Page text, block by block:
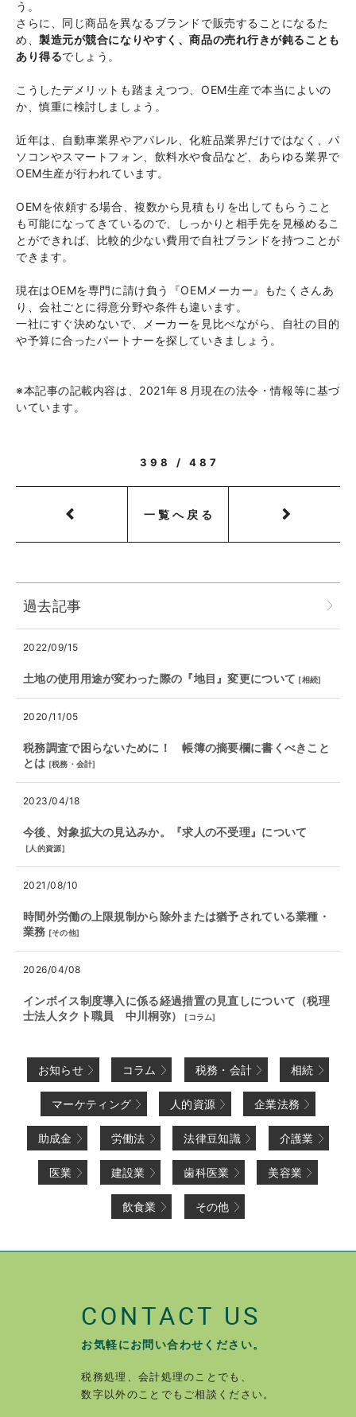
う。
さらに、同じ商品を異なるブランドで販売することになるた
め、製造元が競合になりやすく、商品の売れ行きが鈍ることも
あり得るでしょう。
こうしたデメリットも踏まえつつ、OEM生産で本当によいの
か、慎重に検討しましょう。
近年は、自動車業界やアパレル、化粧品業界だけではなく、パ
ソコンやスマートフォン、飲料水や食品など、あらゆる業界で
OEM生産が行われています。
OEMを依頼する場合、複数から見積もりを出してもらうこと
も可能になってきているので、しっかりと相手先を見極めるこ
とができれば、比較的少ない費用で自社ブランドを持つことが
できます。
現在はOEMを専門に請け負う『OEMメーカー』もたくさんあ
り、会社ごとに得意分野や条件も違います。
一社にすぐ決めないで、メーカーを見比べながら、自社の目的
や予算に合ったパートナーを探していきましょう。
※本記事の記載内容は、2021年８月現在の法令・情報等に基づ
いています。
398 / 487
一覧へ戻る
過去記事
2022/09/15
土地の使用用途が変わった際の『地目』変更について [相続]
2020/11/05
税務調査で困らないために！ 帳簿の摘要欄に書くべきこと
とは [税務・会計]
2023/04/18
今後、対象拡大の見込みか。『求人の不受理』について
[人的資源]
2021/08/10
時間外労働の上限規制から除外または猶予されている業種・
業務 [その他]
2026/04/08
インボイス制度導入に係る経過措置の見直しについて（税理
士法人タクト職員 中川桐弥）
[コラム]
お知らせ コラム 税務・会計 相続
マーケティング 人的資源 企業法務
助成金 労働法 法律豆知識 介護業
医業 建設業 歯科医業 美容業
飲食業 その他
CONTACT US
お気軽にお問い合わせください。
税務処理、会計処理のことでも、
数字以外のことでもご相談ください。